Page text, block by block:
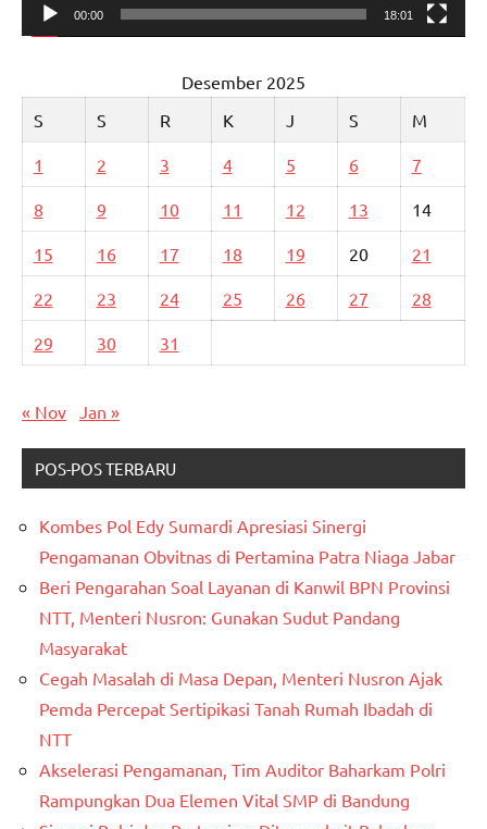
00:00 18:01
Desember 2025
S
S R K J S M
1 2 3 4 5 6 7
8 9 10 11 12 13 14
15 16 17 18 19 20 21
22 23 24 25 26 27 28
29 30 31
« Nov Jan »
POS-POS TERBARU
Kombes Pol Edy Sumardi Apresiasi Sinergi
Pengamanan Obvitnas di Pertamina Patra Niaga Jabar
Beri Pengarahan Soal Layanan di Kanwil BPN Provinsi
NTT, Menteri Nusron: Gunakan Sudut Pandang
Masyarakat
Cegah Masalah di Masa Depan, Menteri Nusron Ajak
Pemda Percepat Sertipikasi Tanah Rumah Ibadah di
NTT
Akselerasi Pengamanan, Tim Auditor Baharkam Polri
Rampungkan Dua Elemen Vital SMP di Bandung